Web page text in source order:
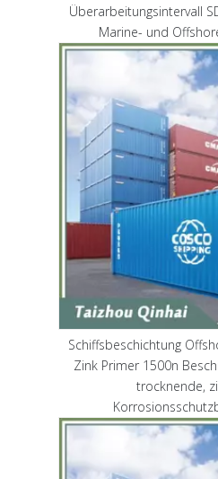
Überarbeitungsintervall
Marine- und
Schiffsbeschichtung
Zink Primer 1500n
trocknende,